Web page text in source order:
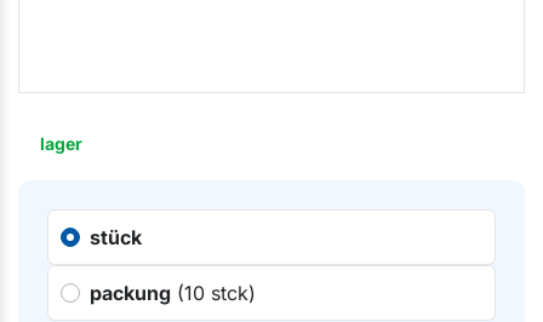
lager
stück
packung (10 stck)